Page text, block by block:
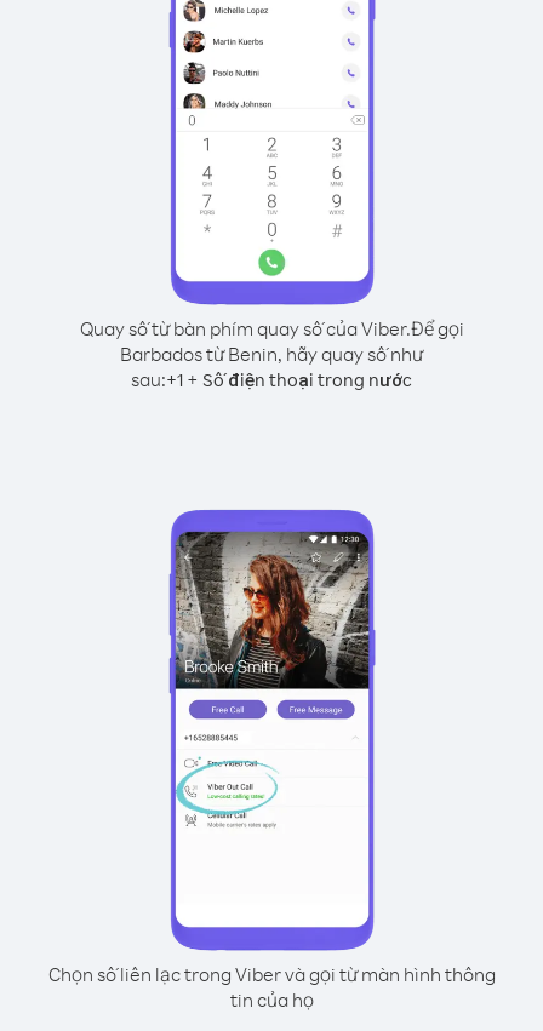
Quay số từ bàn phím quay số của Viber.Để gọi
Barbados từ Benin, hãy quay số như
sau:+1 + Số điện thoại trong nước
Chọn số liên lạc trong Viber và gọi từ màn hình thông
tin của họ